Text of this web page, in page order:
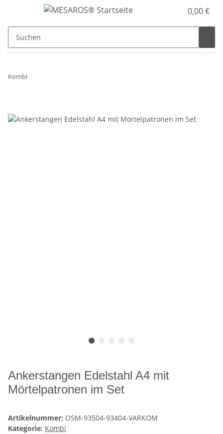
0,00 €
Kombi
Ankerstangen Edelstahl A4 mit
Mörtelpatronen im Set
Artikelnummer: OSM-93504-93404-VARKOM
Kategorie: Kombi